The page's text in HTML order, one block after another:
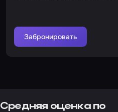
Забронировать
Средняя оценка по